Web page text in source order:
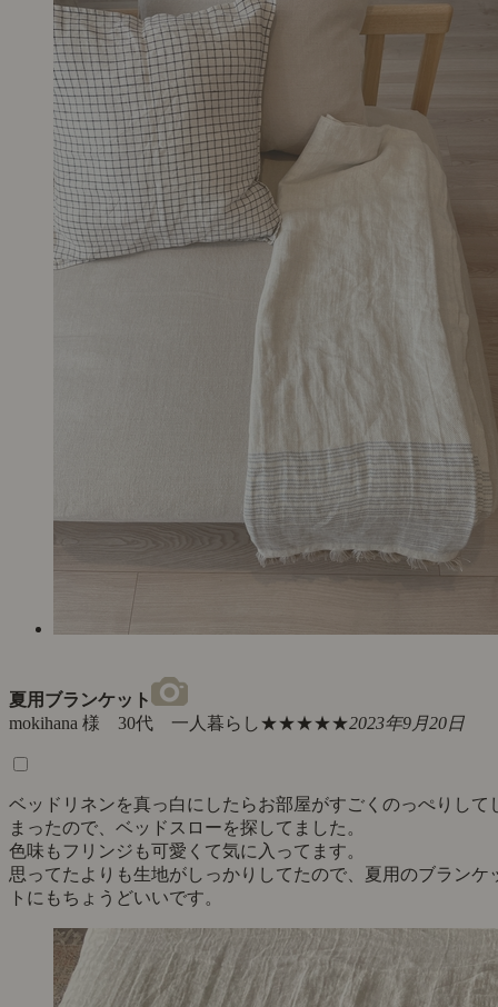
夏用ブランケット
mokihana 様 30代 一人暮らし★★★★★2023年9月20日
ベッドリネンを真っ白にしたらお部屋がすごくのっぺりして
まったので、ベッドスローを探してました。
色味もフリンジも可愛くて気に入ってます。
思ってたよりも生地がしっかりしてたので、夏用のブランケ
トにもちょうどいいです。